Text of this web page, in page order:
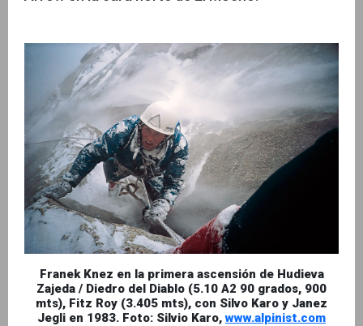
Franek Knez en la primera ascensión de Hudieva
Zajeda / Diedro del Diablo (5.10 A2 90 grados, 900
mts), Fitz Roy (3.405 mts), con Silvo Karo y Janez
Jegli en 1983. Foto: Silvio Karo,www.alpinist.com